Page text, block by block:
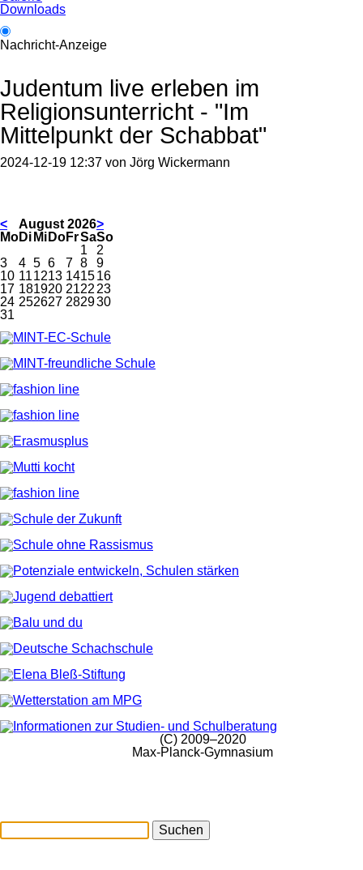
Downloads
Nachricht-Anzeige
Judentum live erleben im
Religionsunterricht - "Im
Mittelpunkt der Schabbat"
2024-12-19 12:37 von Jörg Wickermann
< August 2026>
Montag
Dienstag
Mittwoch
Donnerstag
Freitag
Samstag
Sonntag
1
2
3
4 5 6 7 8
9
10 111213 141516
17 181920 2122 23
24 252627 282930
31
(C) 2009–2020
Max-Planck-Gymnasium
Suchen